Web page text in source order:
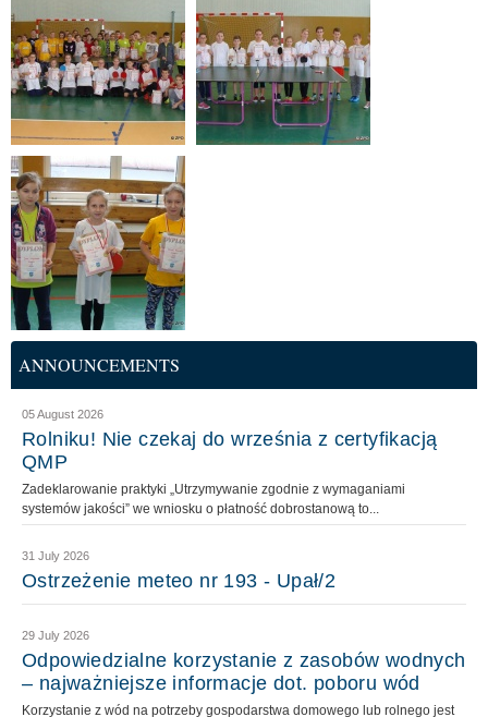
ANNOUNCEMENTS
05 August 2026
Rolniku! Nie czekaj do września z certyfikacją
QMP
Zadeklarowanie praktyki „Utrzymywanie zgodnie z wymaganiami
systemów jakości” we wniosku o płatność dobrostanową to...
31 July 2026
Ostrzeżenie meteo nr 193 - Upał/2
29 July 2026
Odpowiedzialne korzystanie z zasobów wodnych
– najważniejsze informacje dot. poboru wód
Korzystanie z wód na potrzeby gospodarstwa domowego lub rolnego jest